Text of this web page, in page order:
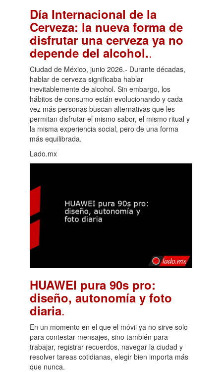
Día Internacional de la
Cerveza: la nueva forma de
disfrutar una cerveza ya no
depende del alcohol..
Ciudad de México, junio 2026.- Durante décadas,
hablar de cerveza significaba hablar
inevitablemente de alcohol. Sin embargo, los
hábitos de consumo están evolucionando y cada
vez más personas buscan alternativas que les
permitan disfrutar el mismo sabor, el mismo ritual y
la misma experiencia social, pero de una forma
más equilibrada.
Lado.mx
HUAWEI pura 90s pro:
diseño, autonomía y foto
diaria.
En un momento en el que el móvil ya no sirve solo
para contestar mensajes, sino también para
trabajar, registrar recuerdos, navegar la ciudad y
resolver tareas cotidianas, elegir bien importa más
que nunca.